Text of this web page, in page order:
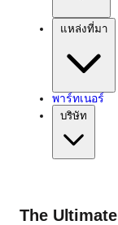
แหล่งที่มา
พาร์ทเนอร์
บริษัท
The Ultimate